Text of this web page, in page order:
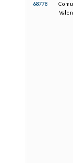
68778